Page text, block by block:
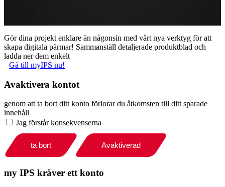
Gör dina projekt enklare än någonsin med vårt nya verktyg för att
skapa digitala pärmar! Sammanställ detaljerade produktblad och
ladda ner dem enkelt
Gå till myIPS nu!
Avaktivera kontot
genom att ta bort ditt konto förlorar du åtkomsten till ditt sparade
innehåll
Jag förstår konsekvenserna
ta bort Avaktiverad
my IPS kräver ett konto